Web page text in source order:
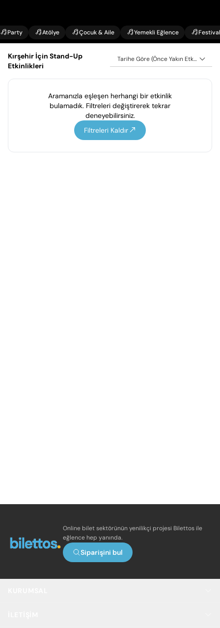
Party Atölye Çocuk & Aile Yemekli Eğlence Festival
Kırşehir İçin Stand-Up
Etkinlikleri
Tarihe Göre (Önce Yakın Etkinlikler)
Aramanızla eşleşen herhangi bir etkinlik
bulamadık. Filtreleri değiştirerek tekrar
deneyebilirsiniz.
Filtreleri Kaldır
Online bilet sektörünün yenilikçi projesi Bilettos ile
eğlence hep yanında.
Siparişini bul